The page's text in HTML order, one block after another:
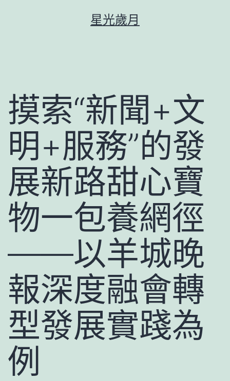
星光歲月
摸索“新聞+文
明+服務”的發
展新路甜心寶
物一包養網徑
——以羊城晚
報深度融會轉
型發展實踐為
例